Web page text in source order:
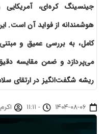
جینسینگ کره‌ای، آمریکایی
هوشمندانه از فواید آن است. این
کامل، به بررسی عمیق و
می‌پردازد و ضمن مقایسه دقیق
ریشه شگفت‌انگیز در ارتقای
۱۴۰۴-۰۸-۰۶ - ۱۱:۱۱ اکرم